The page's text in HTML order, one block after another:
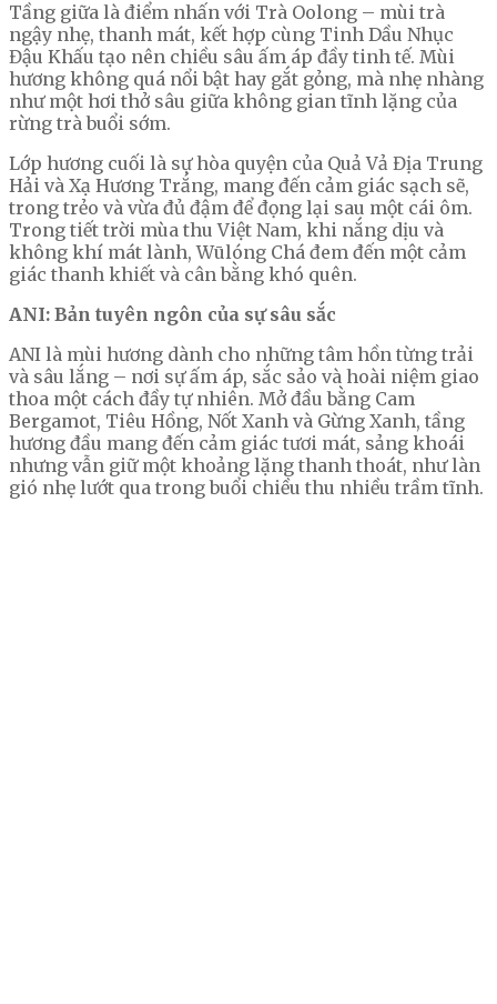
Tầng giữa là điểm nhấn với Trà Oolong – mùi trà
ngậy nhẹ, thanh mát, kết hợp cùng Tinh Dầu Nhục
Đậu Khấu tạo nên chiều sâu ấm áp đầy tinh tế. Mùi
hương không quá nổi bật hay gắt gỏng, mà nhẹ nhàng
như một hơi thở sâu giữa không gian tĩnh lặng của
rừng trà buổi sớm.
Lớp hương cuối là sự hòa quyện của Quả Vả Địa Trung
Hải và Xạ Hương Trắng, mang đến cảm giác sạch sẽ,
trong trẻo và vừa đủ đậm để đọng lại sau một cái ôm.
Trong tiết trời mùa thu Việt Nam, khi nắng dịu và
không khí mát lành, Wūlóng Chá đem đến một cảm
giác thanh khiết và cân bằng khó quên.
ANI: Bản tuyên ngôn của sự sâu sắc
ANI là mùi hương dành cho những tâm hồn từng trải
và sâu lắng – nơi sự ấm áp, sắc sảo và hoài niệm giao
thoa một cách đầy tự nhiên. Mở đầu bằng Cam
Bergamot, Tiêu Hồng, Nốt Xanh và Gừng Xanh, tầng
hương đầu mang đến cảm giác tươi mát, sảng khoái
nhưng vẫn giữ một khoảng lặng thanh thoát, như làn
gió nhẹ lướt qua trong buổi chiều thu nhiều trầm tĩnh.